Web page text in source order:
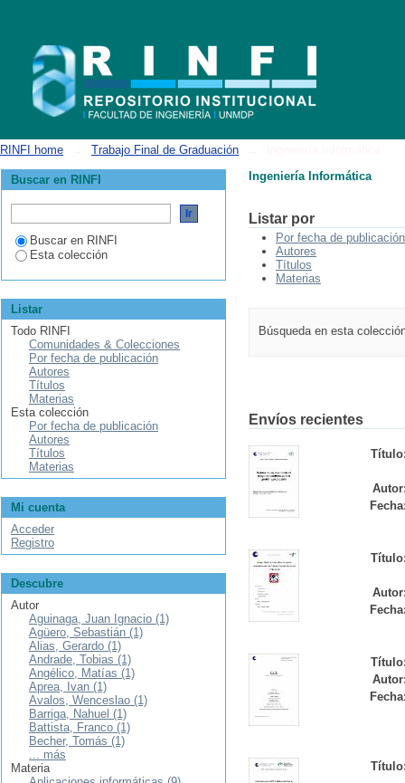
RINFI home Trabajo Final de Graduación
Ingeniería Informática
Listar por
Por fecha de publicación
Autores
Títulos
Materias
Búsqueda en esta
Envíos recientes
Buscar en RINFI
Buscar en RINFI
Esta colección
Listar
Todo RINFI
Comunidades & Colecciones
Por fecha de publicación
Autores
Títulos
Materias
Esta colección
Por fecha de publicación
Autores
Títulos
Materias
Mi cuenta
Acceder
Registro
Descubre
Autor
Aguinaga, Juan Ignacio (1)
Agüero, Sebastián (1)
Alias, Gerardo (1)
Andrade, Tobias (1)
Angélico, Matías (1)
Aprea, Ivan (1)
Avalos, Wenceslao (1)
Barriga, Nahuel (1)
Battista, Franco (1)
Becher, Tomás (1)
... más
Materia